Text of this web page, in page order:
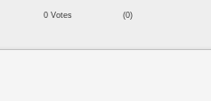
0 Votes (0)